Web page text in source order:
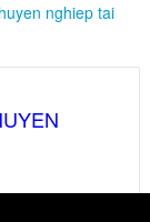
nghiep tai